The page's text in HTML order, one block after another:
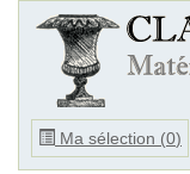
Ma sélection (0)
Ouvrir
le